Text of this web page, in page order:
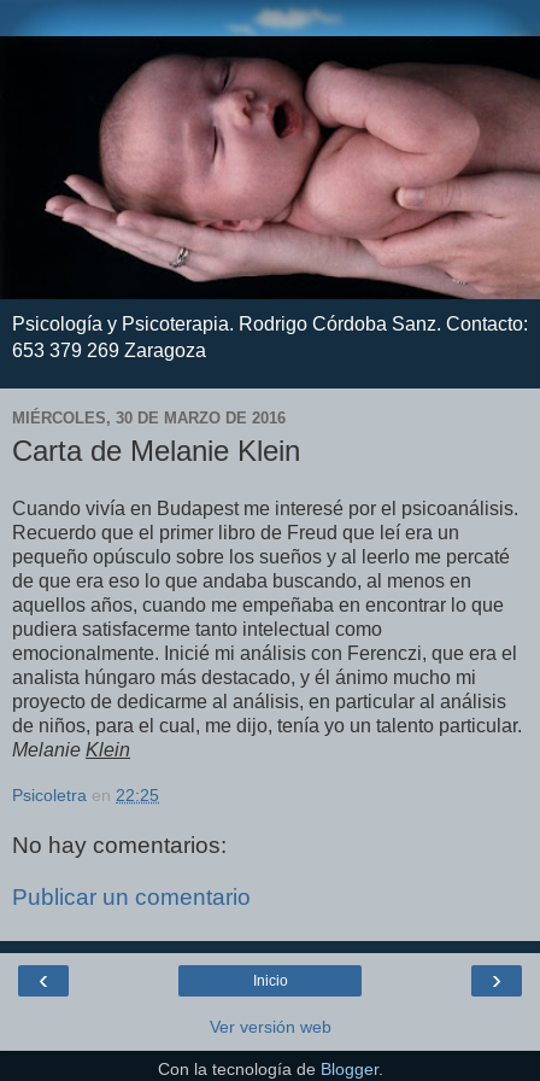
Psicología y Psicoterapia. Rodrigo Córdoba Sanz. Contacto:
653 379 269 Zaragoza
MIÉRCOLES, 30 DE MARZO DE 2016
Carta de Melanie Klein
Cuando vivía en Budapest me interesé por el psicoanálisis.
Recuerdo que el primer libro de Freud que leí era un
pequeño opúsculo sobre los sueños y al leerlo me percaté
de que era eso lo que andaba buscando, al menos en
aquellos años, cuando me empeñaba en encontrar lo que
pudiera satisfacerme tanto intelectual como
emocionalmente. Inicié mi análisis con Ferenczi, que era el
analista húngaro más destacado, y él ánimo mucho mi
proyecto de dedicarme al análisis, en particular al análisis
de niños, para el cual, me dijo, tenía yo un talento particular.
Melanie Klein
Psicoletra en 22:25
No hay comentarios:
Publicar un comentario
‹ ›
Inicio
Ver versión web
Con la tecnología de Blogger.